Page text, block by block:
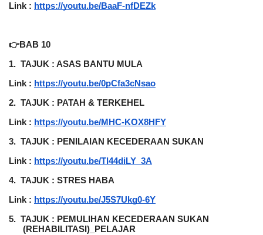
Link : https://youtu.be/BaaF-nfDEZk
👉BAB 10
1. TAJUK : ASAS BANTU MULA
Link : https://youtu.be/0pCfa3cNsao
2. TAJUK : PATAH & TERKEHEL
Link : https://youtu.be/MHC-KOX8HFY
3. TAJUK : PENILAIAN KECEDERAAN SUKAN
Link : https://youtu.be/Tl44diLY_3A
4. TAJUK : STRES HABA
Link : https://youtu.be/J5S7Ukg0-6Y
5. TAJUK : PEMULIHAN KECEDERAAN SUKAN
(REHABILITASI)_PELAJAR